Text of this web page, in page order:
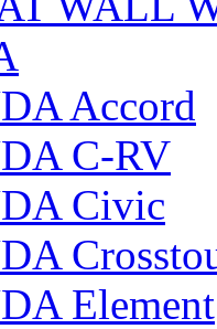
Accord
C-RV
Civic
Element